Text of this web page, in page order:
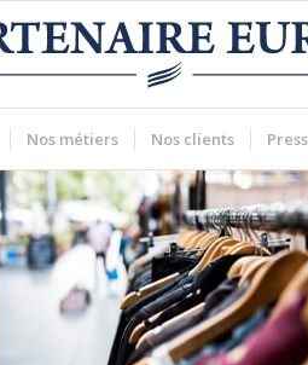
Nos métiers Nos clients